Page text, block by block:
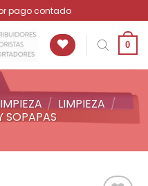
pago contado
0
/ LIMPIEZA /
SOPAPAS